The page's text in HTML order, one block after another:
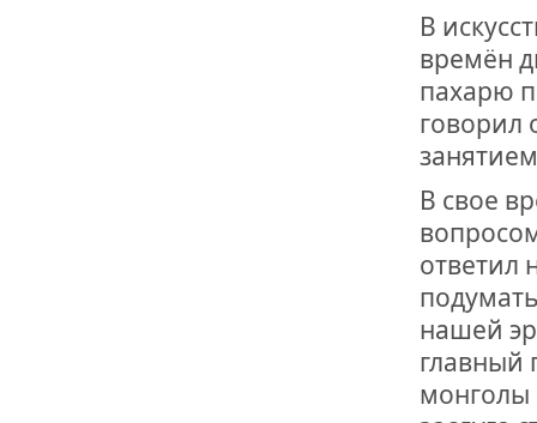
В
времён
пахарю
говорил
В свое
ответил
нашей
главный
монголы